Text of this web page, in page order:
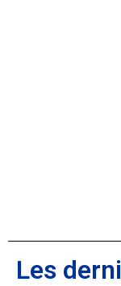
Les